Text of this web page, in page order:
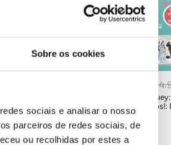
Sobre os cookies
sociais e analisar o nosso
parceiros de redes sociais, de
ou recolhidas por estes a
€.
preço
original
preço
atual
Bluey: Como Desenhar?
Bluey